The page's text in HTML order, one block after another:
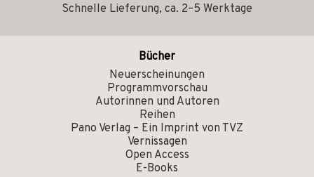
Schnelle Lieferung, ca. 2–5 Werktage
Bücher
Neuerscheinungen
Programmvorschau
Autorinnen und Autoren
Reihen
Pano Verlag – Ein Imprint von TVZ
Vernissagen
Open Access
E-Books